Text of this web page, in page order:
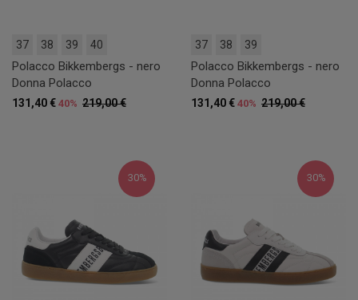
37 38 39 40
Polacco Bikkembergs - nero
Donna Polacco
219,00 €
131,40 € 40%
37 38 39
Polacco Bikkembergs - nero
Donna Polacco
219,00 €
131,40 € 40%
30% 30%